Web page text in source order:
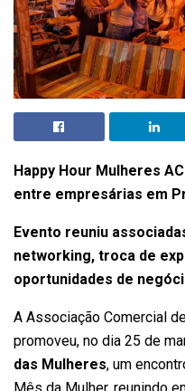
Happy Hour Mulheres
entre empresárias em
Evento reuniu
networking, troca de
oportunidades de
A Associação Comercial
promoveu, no dia 25 de
das Mulheres, um